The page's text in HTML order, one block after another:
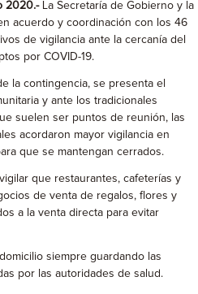
2020.-La Secretaría de Gobierno y la
acuerdo y coordinación con los 46
de vigilancia ante la cercanía del
por COVID-19.
la contingencia, se presenta el
y ante los tradicionales
suelen ser puntos de reunión, las
acordaron mayor vigilancia en
que se mantengan cerrados.
que restaurantes, cafeterías y
de venta de regalos, flores y
a la venta directa para evitar
siempre guardando las
por las autoridades de salud.